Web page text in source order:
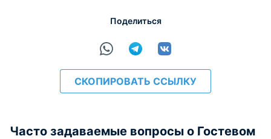
Поделиться
СКОПИРОВАТЬ ССЫЛКУ
Часто задаваемые вопросы о Гостевом